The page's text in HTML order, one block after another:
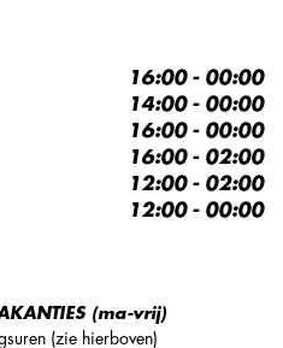
(ma-vrij)
(zie hierboven)
16:00 - 00:00
14:00 - 00:00
16:00 - 00:00
16:00 - 02:00
12:00 - 02:00
12:00 - 00:00